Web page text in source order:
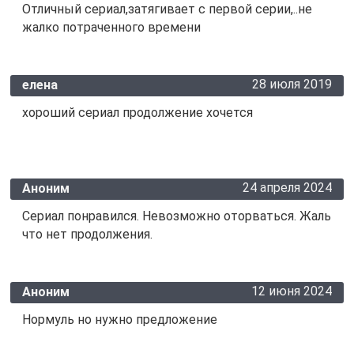
Отличный сериал,затягивает с первой серии,..не
жалко потраченного времени
елена
28 июля 2019
хороший сериал продолжение хочется
Аноним
24 апреля 2024
Сериал понравился. Невозможно оторваться. Жаль
что нет продолжения.
Аноним
12 июня 2024
Нормуль но нужно предложение